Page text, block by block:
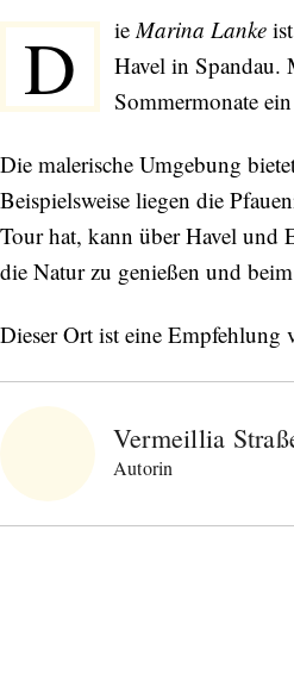
D ieMarina Lanke
Havel in Spandau.
Sommermonate
Die malerische Umgebung
Beispielsweise liegen die
Tour hat, kann über Havel und
die Natur zu genießen und
Dieser Ort ist eine Empfehlung
Vermeillia
Autorin